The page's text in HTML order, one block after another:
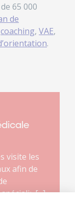
65 000
de
coaching, VAE,
.
visite les
afin de